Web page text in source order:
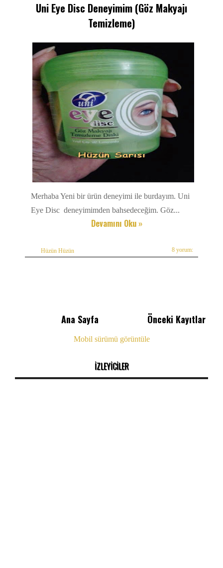
Uni Eye Disc Deneyimim (Göz Makyajı
Temizleme)
Merhaba Yeni bir ürün deneyimi ile burdayım. Uni
Eye Disc deneyimimden bahsedeceğim. Göz...
Devamını Oku »
Hüzün Hüzün 8 yorum:
Önceki Kayıtlar
Ana Sayfa
Mobil sürümü görüntüle
İZLEYİCİLER